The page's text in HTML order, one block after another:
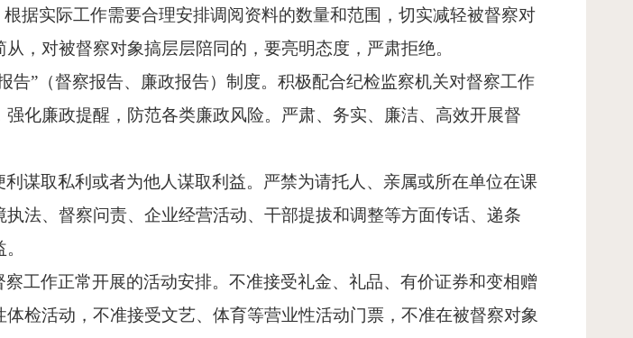
根据实际工作需要合理安排调阅资料的数量和范围，切实减轻被督察对
，对被督察对象搞层层陪同的，要亮明态度，严肃拒绝。
告”（督察报告、廉政报告）制度。积极配合纪检监察机关对督察工作
化廉政提醒，防范各类廉政风险。严肃、务实、廉洁、高效开展督
谋取私利或者为他人谋取利益。严禁为请托人、亲属或所在单位在课
法、督察问责、企业经营活动、干部提拔和调整等方面传话、递条
工作正常开展的活动安排。不准接受礼金、礼品、有价证券和变相赠
检活动，不准接受文艺、体育等营业性活动门票，不准在被督察对象